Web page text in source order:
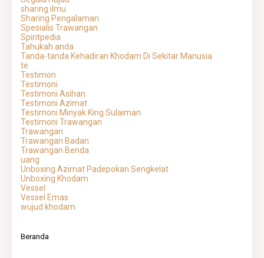
sharing ilmu
Sharing Pengalaman
Spesialis Trawangan
Spiritpedia
Tahukah anda
Tanda-tanda Kehadiran Khodam Di Sekitar Manusia
te
Testimon
Testimoni
Testimoni Asihan
Testimoni Azimat
Testimoni Minyak King Sulaiman
Testimoni Trawangan
Trawangan
Trawangan Badan
Trawangan Benda
uang
Unboxing Azimat Padepokan Sengkelat
Unboxing Khodam
Vessel
Vessel Emas
wujud khodam
Beranda